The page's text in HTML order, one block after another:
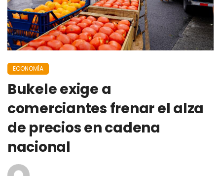
ECONOMÍA
Bukele exige a
comerciantes frenar el alza
de precios en cadena
nacional